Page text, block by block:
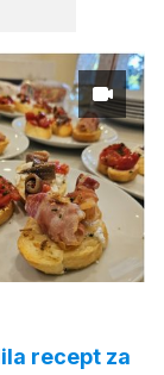
recept za